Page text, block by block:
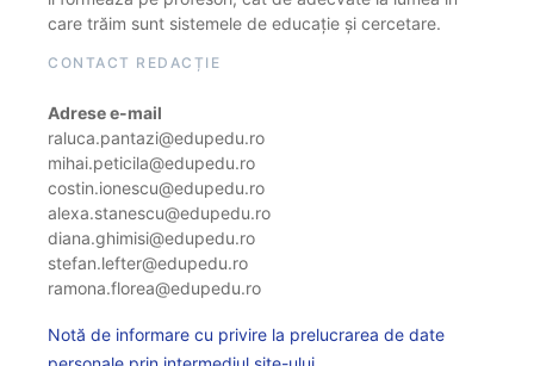
care trăim sunt sistemele de educație și cercetare.
CONTACT REDACȚIE
Adrese e-mail
raluca.pantazi@edupedu.ro
mihai.peticila@edupedu.ro
costin.ionescu@edupedu.ro
alexa.stanescu@edupedu.ro
diana.ghimisi@edupedu.ro
stefan.lefter@edupedu.ro
ramona.florea@edupedu.ro
Notă de informare cu privire la prelucrarea de date